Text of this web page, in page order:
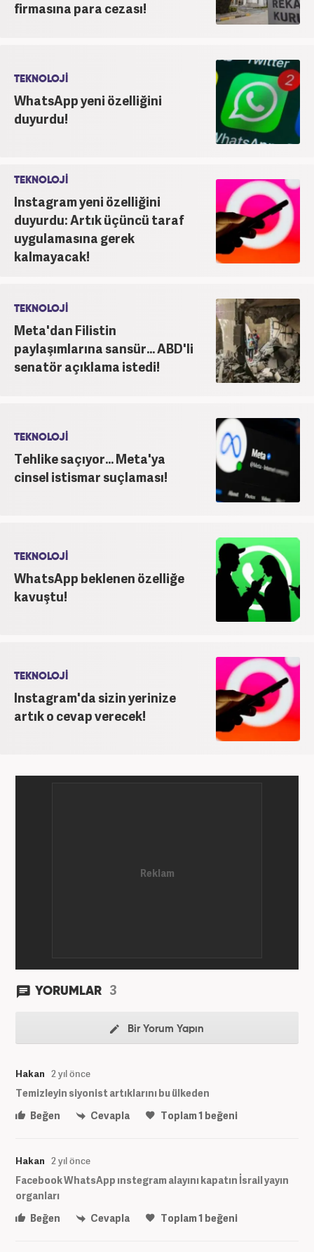
firmasına para cezası!
TEKNOLOJİ
WhatsApp yeni özelliğini
duyurdu!
TEKNOLOJİ
Instagram yeni özelliğini
duyurdu: Artık üçüncü taraf
uygulamasına gerek
kalmayacak!
TEKNOLOJİ
Meta'dan Filistin
paylaşımlarına sansür... ABD'li
senatör açıklama istedi!
TEKNOLOJİ
Tehlike saçıyor... Meta'ya
cinsel istismar suçlaması!
TEKNOLOJİ
WhatsApp beklenen özelliğe
kavuştu!
TEKNOLOJİ
Instagram'da sizin yerinize
artık o cevap verecek!
YORUMLAR 3
Bir Yorum Yapın
Hakan 2 yıl önce
Temizleyin siyonist artıklarını bu ülkeden
Beğen
Cevapla Toplam1 beğeni
Hakan 2 yıl önce
Facebook WhatsApp ınstegram alayını kapatın İsrail yayın
organları
Beğen
Cevapla Toplam1 beğeni